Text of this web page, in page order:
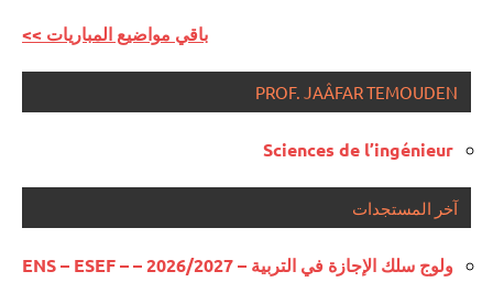
<< باقي مواضيع المباريات
PROF. JAÂFAR TEMOUDEN
Sciences de l’ingénieur
آخر المستجدات
ولوج سلك الإجازة في التربية – 2026/2027 – ENS – ESEF –